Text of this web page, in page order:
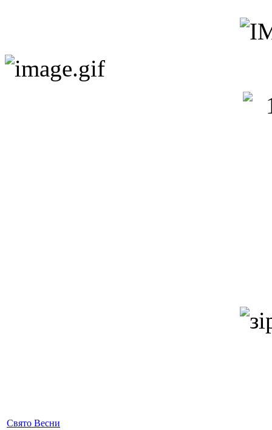
Свято Весни